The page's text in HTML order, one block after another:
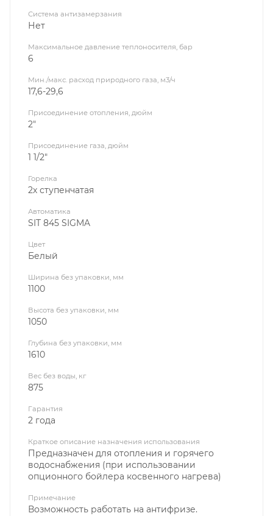
Система антизамерзания
Нет
Максимальное давление теплоносителя, бар
6
Мин./макс. расход природного газа, м3/ч
17,6-29,6
Присоединение отопления, дюйм
2"
Присоединение газа, дюйм
1 1/2"
Горелка
2х ступенчатая
Автоматика
SIT 845 SIGMA
Цвет
Белый
Ширина без упаковки, мм
1100
Высота без упаковки, мм
1050
Глубина без упаковки, мм
1610
Вес без воды, кг
875
Гарантия
2 года
Краткое описание назначения использования
Предназначен для отопления и горячего
водоснабжения (при использовании
опционного бойлера косвенного нагрева)
Примечание
Возможность работать на антифризе.